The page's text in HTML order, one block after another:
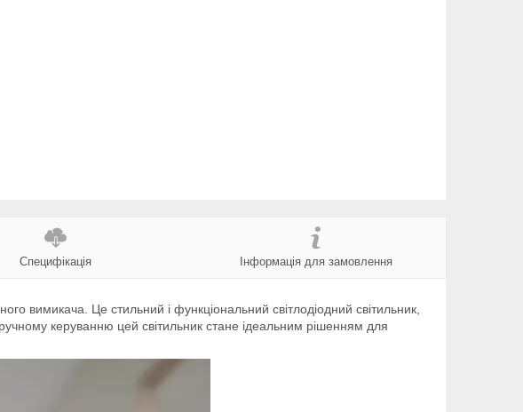
Специфікація Інформація для замовлення
вимикача. Це стильний і функціональний світлодіодний світильник,
керуванню цей світильник стане ідеальним рішенням для